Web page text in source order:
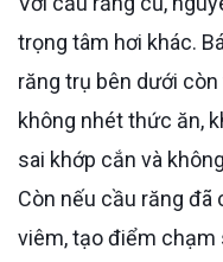
trọng tâm hơi khác.
răng trụ bên dưới
không nhét thức ăn,
sai khớp cắn và
Còn nếu cầu răng đã
viêm, tạo điểm